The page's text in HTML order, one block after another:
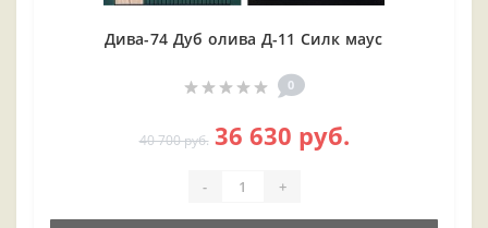
Дива-74 Дуб олива Д-11 Силк маус
0
40 700 руб. 36 630 руб.
- +